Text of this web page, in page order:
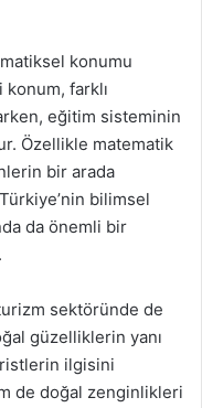
konumu
farklı
eğitim sisteminin
Özellikle matematik
bir arada
bilimsel
da önemli bir
sektöründe de
güzelliklerin yanı
ilgisini
de doğal zenginlikleri